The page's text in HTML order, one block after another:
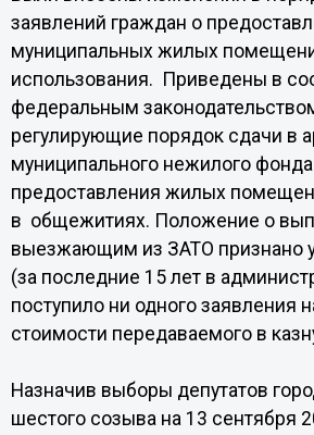
заявлений граждан о
муниципальных жилых
использования. Приведены в
федеральным
регулирующие порядок сдачи в
муниципального нежилого
предоставления жилых
в общежитиях. Положение о
выезжающим из ЗАТО признано
(за последние 15 лет в
поступило ни одного заявления
стоимости передаваемого в
Назначив выборы депутатов
шестого созыва на 13 сентября